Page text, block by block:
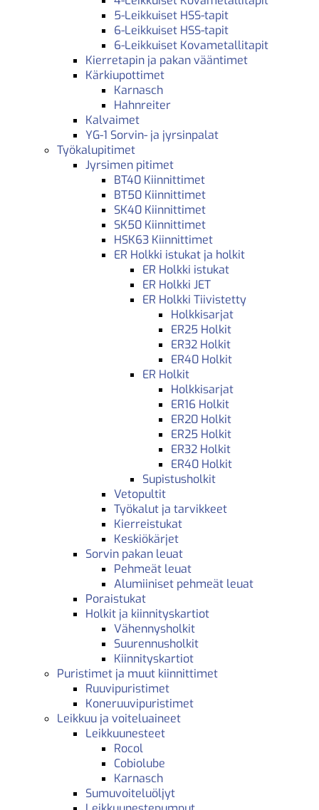
5-Leikkuiset HSS-tapit
6-Leikkuiset HSS-tapit
6-Leikkuiset Kovametallitapit
Kierretapin ja pakan vääntimet
Kärkiupottimet
Karnasch
Hahnreiter
Kalvaimet
YG-1 Sorvin- ja jyrsinpalat
Työkalupitimet
Jyrsimen pitimet
BT40 Kiinnittimet
BT50 Kiinnittimet
SK40 Kiinnittimet
SK50 Kiinnittimet
HSK63 Kiinnittimet
ER Holkki istukat ja holkit
ER Holkki istukat
ER Holkki JET
ER Holkki Tiivistetty
Holkkisarjat
ER25 Holkit
ER32 Holkit
ER40 Holkit
ER Holkit
Holkkisarjat
ER16 Holkit
ER20 Holkit
ER25 Holkit
ER32 Holkit
ER40 Holkit
Supistusholkit
Vetopultit
Työkalut ja tarvikkeet
Kierreistukat
Keskiökärjet
Sorvin pakan leuat
Pehmeät leuat
Alumiiniset pehmeät leuat
Poraistukat
Holkit ja kiinnityskartiot
Vähennysholkit
Suurennusholkit
Kiinnityskartiot
Puristimet ja muut kiinnittimet
Ruuvipuristimet
Koneruuvipuristimet
Leikkuu ja voiteluaineet
Leikkuunesteet
Rocol
Cobiolube
Karnasch
Sumuvoiteluöljyt